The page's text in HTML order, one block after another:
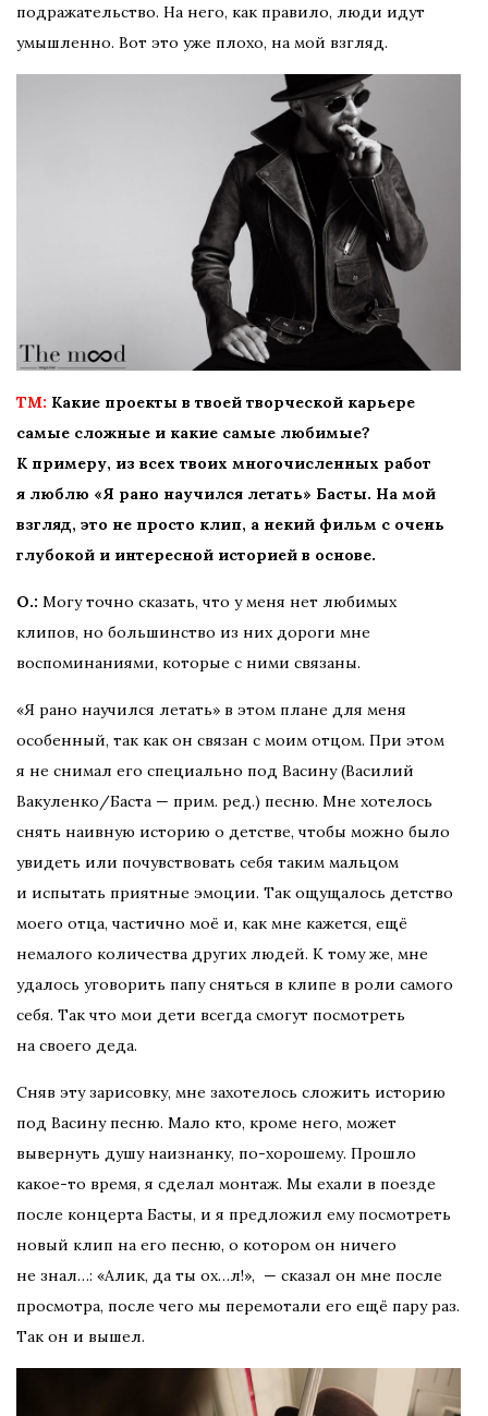
подражательство. На него, как правило, люди идут
умышленно. Вот это уже плохо, на мой взгляд.
TM: Какие проекты в твоей творческой карьере
самые сложные и какие самые любимые?
К примеру, из всех твоих многочисленных работ
я люблю «Я рано научился летать» Басты. На мой
взгляд, это не просто клип, а некий фильм с очень
глубокой и интересной историей в основе.
О.: Могу точно сказать, что у меня нет любимых
клипов, но большинство из них дороги мне
воспоминаниями, которые с ними связаны.
«Я рано научился летать» в этом плане для меня
особенный, так как он связан с моим отцом. При этом
я не снимал его специально под Васину (Василий
Вакуленко/Баста — прим. ред.) песню. Мне хотелось
снять наивную историю о детстве, чтобы можно было
увидеть или почувствовать себя таким мальцом
и испытать приятные эмоции. Так ощущалось детство
моего отца, частично моё и, как мне кажется, ещё
немалого количества других людей. К тому же, мне
удалось уговорить папу сняться в клипе в роли самого
себя. Так что мои дети всегда смогут посмотреть
на своего деда.
Сняв эту зарисовку, мне захотелось сложить историю
под Васину песню. Мало кто, кроме него, может
вывернуть душу наизнанку, по-хорошему. Прошло
какое-то время, я сделал монтаж. Мы ехали в поезде
после концерта Басты, и я предложил ему посмотреть
новый клип на его песню, о котором он ничего
не знал…: «Алик, да ты ох…л!», — сказал он мне после
просмотра, после чего мы перемотали его ещё пару раз.
Так он и вышел.